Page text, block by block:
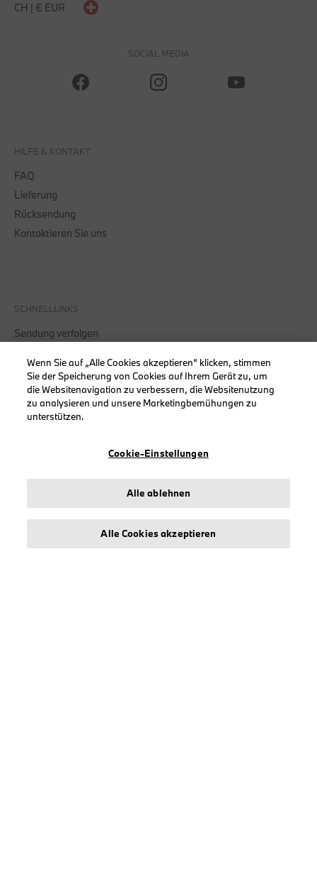
CH | € EUR
SOCIAL MEDIA
HILFE & KONTAKT
FAQ
Lieferung
Rücksendung
Kontaktieren Sie uns
SCHNELLLINKS
Sendung verfolgen
Registrieren
Meine Rücksendungen
Damen
BMW
Wenn Sie auf „Alle Cookies akzeptieren“ klicken, stimmen
Sie der Speicherung von Cookies auf Ihrem Gerät zu, um
die Websitenavigation zu verbessern, die Websitenutzung
zu analysieren und unsere Marketingbemühungen zu
unterstützen.
Cookie-Einstellungen
Alle ablehnen
Alle Cookies akzeptieren